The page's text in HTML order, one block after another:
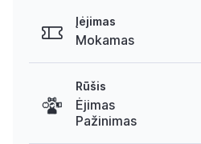
Įėjimas
Mokamas
Rūšis
Ėjimas
Pažinimas